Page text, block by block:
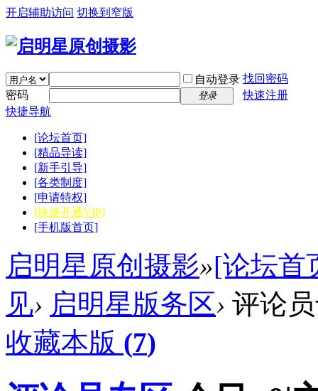
开启辅助访问 切换到窄版
自动登录 找回密码
密码
登录
快速注册
快捷导航
[论坛首页]
[精品导读]
[新手引导]
[各类制度]
[申请特权]
[快捷开通VIP]
[手机版首页]
启明星原创摄影»[论坛首
见› 启明星版务区› 评论
收藏本版 (7)